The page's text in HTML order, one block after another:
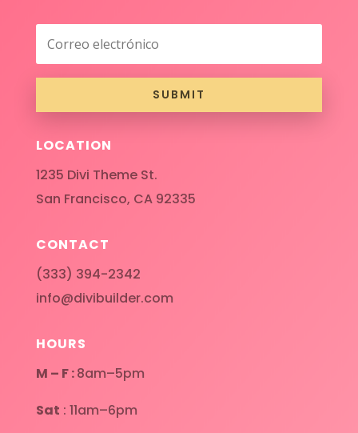
SUBMIT
LOCATION
1235 Divi Theme St.
San Francisco, CA 92335
CONTACT
(333) 394-2342
info@divibuilder.com
HOURS
M – F :8am–5pm
Sat : 11am–6pm